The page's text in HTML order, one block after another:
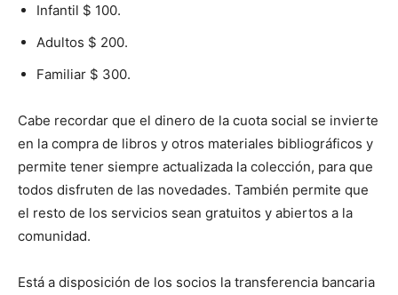
Infantil $ 100.
Adultos $ 200.
Familiar $ 300.
Cabe recordar que el dinero de la cuota social se invierte
en la compra de libros y otros materiales bibliográficos y
permite tener siempre actualizada la colección, para que
todos disfruten de las novedades. También permite que
el resto de los servicios sean gratuitos y abiertos a la
comunidad.
Está a disposición de los socios la transferencia bancaria